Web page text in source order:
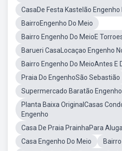
CasaDe Festa Kastelão Engenho
BairroEngenho Do Meio
Bairro Engenho Do MeioE
Barueri CasaLocaçao Engenho
Bairro Engenho Do MeioAntes E
Praia Do EngenhoSão Sebastião
Supermercado Baratão
Planta Baixa OriginalCasas
Engenho
Casa De Praia PrainhaPara
Casa Engenho Do Meio